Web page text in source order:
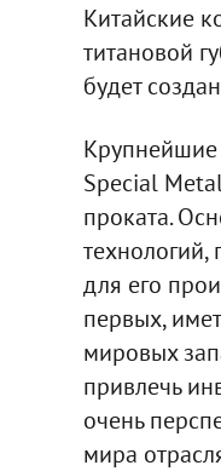
Китайские
титановой
будет
Крупнейшие
Special
проката.
технологий,
для его
первых,
мировых
привлечь
очень
мира